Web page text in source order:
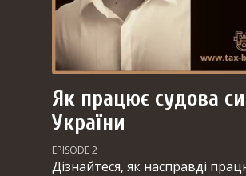
Як працює судова
України
EPISODE 2
Дізнайтеся, як насправді